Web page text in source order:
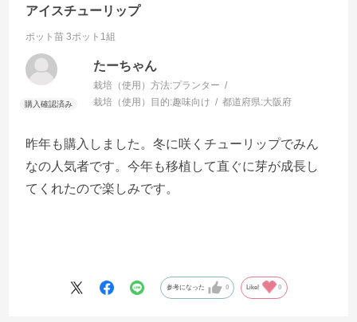
アイスチューリップ
ポット苗 3ポット1組
たーちゃん
栽培（使用）方法:プランター
栽培（使用）目的:趣味向け 都道府県:大阪府
昨年も購入しました。冬に咲くチューリップでみん
なの人気者です。今年も移植して直ぐに芽が成長し
てくれたので楽しみです。
参考になった 0 Like! 0